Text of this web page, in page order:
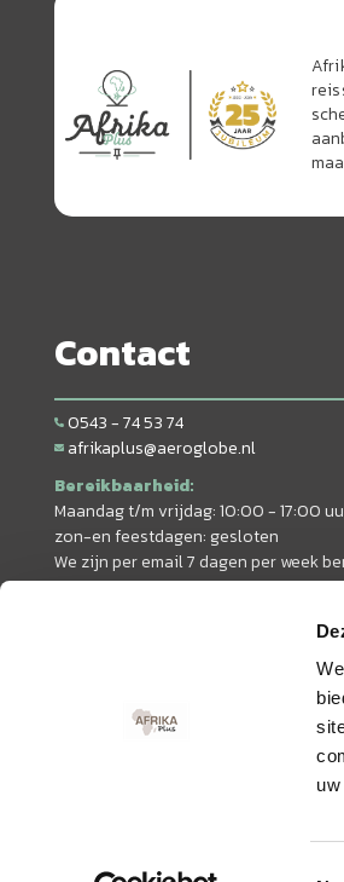
Contact
0543 - 74 53 74
afrikaplus@aeroglobe.nl
Bereikbaarheid:
Maandag t/m vrijdag: 10:00 - 17:00
zon-en feestdagen: gesloten
We zijn per email 7 dagen per week
© 2026 AfrikaPlus